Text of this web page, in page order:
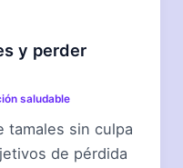
y perder
saludable
tamales sin culpa
de pérdida